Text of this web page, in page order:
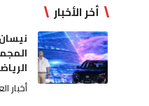
أخر الأخبار
أخبار